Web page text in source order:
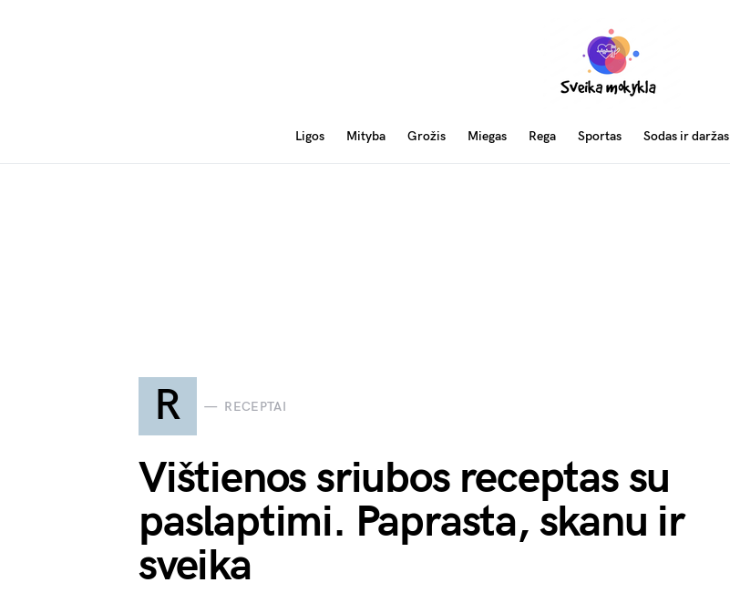
Ligos Mityba Grožis Miegas Rega Sportas Sodas ir daržas
R RECEPTAI
Vištienos sriubos receptas su
paslaptimi. Paprasta, skanu ir
sveika